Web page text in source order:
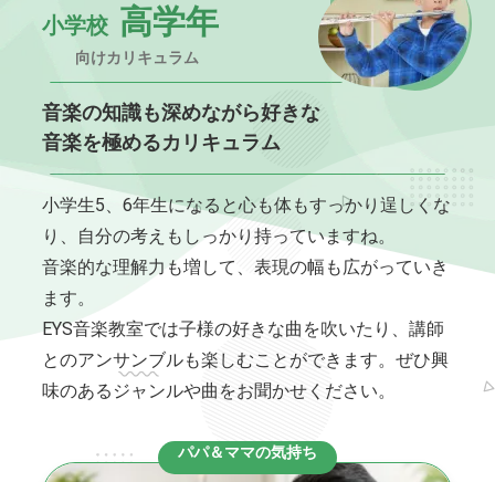
小学校 高学年
向けカリキュラム
音楽の知識も深めながら好きな
音楽を極めるカリキュラム
小学生5、6年生になると心も体もすっかり逞しくな
り、自分の考えもしっかり持っていますね。
音楽的な理解力も増して、表現の幅も広がっていき
ます。
EYS音楽教室では子様の好きな曲を吹いたり、講師
とのアンサンブルも楽しむことができます。ぜひ興
味のあるジャンルや曲をお聞かせください。
パパ＆ママの気持ち